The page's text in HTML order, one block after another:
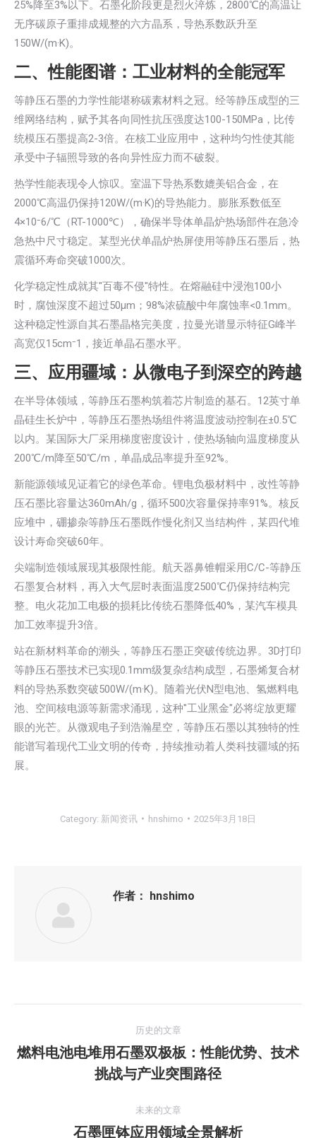
25%降至3%以下。石墨化阶段更是烈火淬炼，2800℃的高温让
无序碳原子重排成规整的六方晶系，导热系数跃升至
150W/(m·K)。
二、性能图谱：工业材料的全能冠军
等静压石墨的力学性能堪称碳素材料之冠。经等静压成型的三
维网络结构，赋予其各向同性抗压强度达100-150MPa，比传
统模压石墨提高2-3倍。在核工业应用中，这种均匀性使其能
承受中子辐照导致的各向异性应力而不破裂。
热学性能表现令人惊叹。室温下导热系数媲美铝合金，在
2000℃高温仍保持120W/(m·K)的导热能力。膨胀系数低至
4×10⁻6/℃（RT-1000℃），确保半导体单晶炉热场部件在急冷
急热中尺寸稳定。某型光伏单晶炉热屏使用等静压石墨后，热
震循环寿命突破1000次。
化学稳定性成就其"百毒不侵"特性。在熔融硅中浸泡100小
时，腐蚀深度不超过50μm；98%浓硫酸中年腐蚀率<0.1mm。
这种稳定性源自其石墨晶格完美度，拉曼光谱显示特征G峰半
高宽仅15cm⁻1，接近单晶石墨水平。
三、应用疆域：从微电子到深空的跨越
在半导体领域，等静压石墨构筑着芯片制造的基石。12英寸单
晶硅生长炉中，等静压石墨热场组件将温度波动控制在±0.5℃
以内。某国际大厂采用梯度密度设计，使热场轴向温度梯度从
200℃/m降至50℃/m，单晶成品率提升至92%。
新能源领域见证着它的绿色革命。锂电负极材料中，改性等静
压石墨比容量达360mAh/g，循环500次容量保持率91%。核反
应堆中，硼掺杂等静压石墨既作慢化剂又当结构件，某四代堆
设计寿命突破60年。
尖端制造领域展现其极限性能。航天器鼻锥帽采用C/C-等静压
石墨复合材料，再入大气层时表面温度2500℃仍保持结构完
整。电火花加工电极的损耗比传统石墨降低40%，某汽车模具
加工效率提升3倍。
站在新材料革命的潮头，等静压石墨正突破传统边界。3D打印
等静压石墨技术已实现0.1mm级复杂结构成型，石墨烯复合材
料的导热系数突破500W/(m·K)。随着光伏N型电池、氢燃料电
池、空间核电源等新需求涌现，这种"工业黑金"必将绽放更耀
眼的光芒。从微观电子到浩瀚星空，等静压石墨以其独特的性
能谱写着现代工业文明的传奇，持续推动着人类科技疆域的拓
展。
Category: 新闻资讯 hnshimo 2025年3月18日
作者： hnshimo
章
历史的文章
历
史
文
燃料电池电堆用石墨双极板：性能优势、技术
挑战与产业突围路径
未来的文章
未
石墨匣钵应用领域全景解析